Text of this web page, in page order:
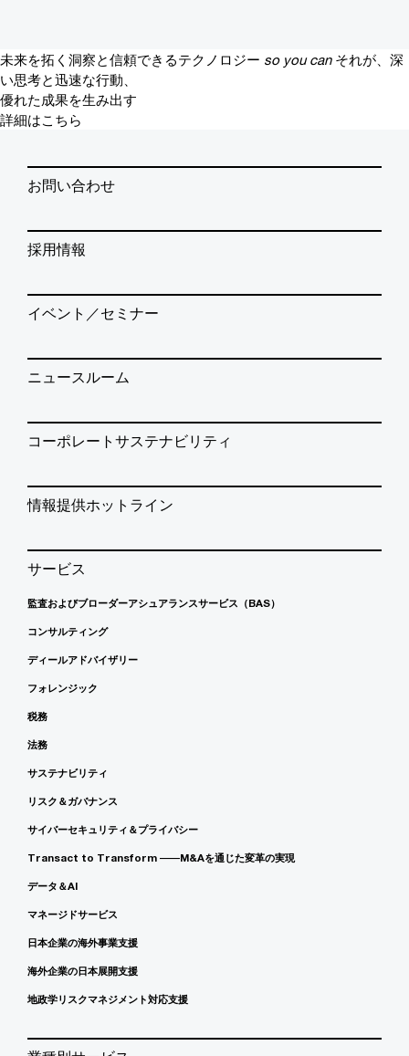
未来を拓く洞察と信頼できるテクノロジー so you can それが、深
い思考と迅速な行動、
優れた成果を生み出す
詳細はこちら
お問い合わせ
採用情報
イベント／セミナー
ニュースルーム
コーポレートサステナビリティ
情報提供ホットライン
サービス
監査およびブローダーアシュアランスサービス（BAS）
コンサルティング
ディールアドバイザリー
フォレンジック
税務
法務
サステナビリティ
リスク＆ガバナンス
サイバーセキュリティ＆プライバシー
Transact to Transform ――M&Aを通じた変革の実現
データ＆AI
マネージドサービス
日本企業の海外事業支援
海外企業の日本展開支援
地政学リスクマネジメント対応支援